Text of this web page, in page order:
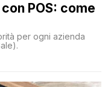
POS: come
per ogni azienda